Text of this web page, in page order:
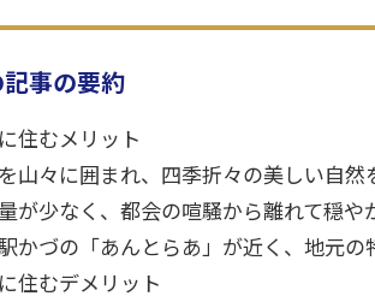
記事の要約
住むメリット
山々に囲まれ、四季折々の美しい自然
が少なく、都会の喧騒から離れて穏や
かづの「あんとらあ」が近く、地元の
住むデメリット